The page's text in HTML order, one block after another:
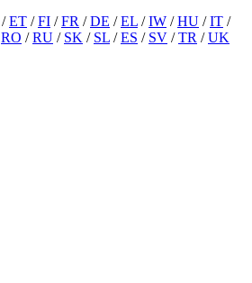
/ET /FI /FR /DE /EL /IW /HU /IT /
RO /RU / SK / SL /ES / SV /TR /UK